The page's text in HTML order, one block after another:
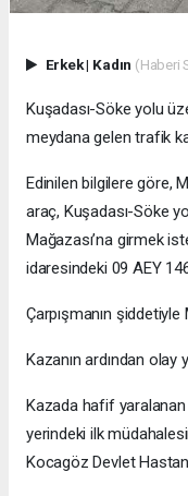
Erkek| Kadın (Haberi
Kuşadası-Söke yolu
meydana gelen trafik
Edinilen bilgilere göre,
araç, Kuşadası-Söke
Mağazası’na girmek
idaresindeki 09 AEY
Çarpışmanın şiddetiyle
Kazanın ardından olay
Kazada hafif yaralanan
yerindeki ilk
Kocagöz Devlet